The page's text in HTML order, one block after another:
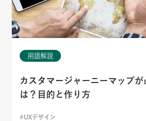
用語解説
カスタマージャーニーマップが
は？目的と作り方
UXデザイン